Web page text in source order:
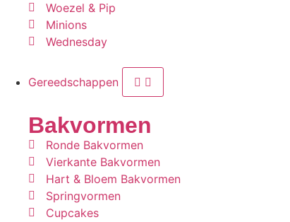
Woezel & Pip
Minions
Wednesday
Gereedschappen
Bakvormen
Ronde Bakvormen
Vierkante Bakvormen
Hart & Bloem Bakvormen
Springvormen
Cupcakes